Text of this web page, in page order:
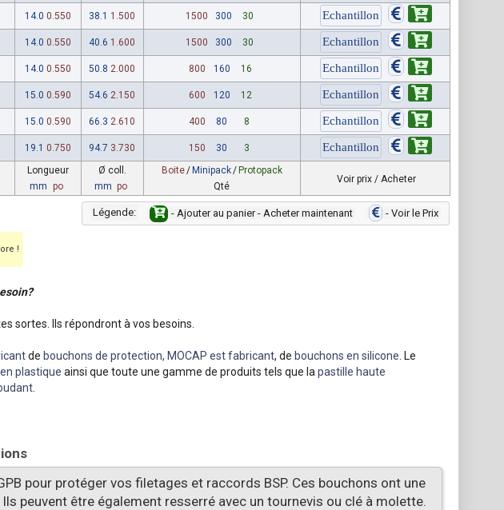
14.0 0.550 38.1 1.500 1500 300 30
14.0 0.550 40.6 1.600 1500 300 30
14.0 0.550 50.8 2.000 800 160 16
15.0 0.590 54.6 2.150 600 120 12
15.0 0.590 66.3 2.610 400 80 8
19.1 0.750 94.7 3.730 150 30 3
Longueur
mm po
Ø coll.
mm po
Boite/ Minipack/ Protopack
Qté
Voir prix / Acheter
Légende: - Ajouter au panier - Acheter maintenant - Voir le Prix
!
sortes. Ils répondront à vos besoins.
de bouchons de protection, MOCAP est fabricant, de bouchons en silicone . Le
plastique ainsi que toute une gamme de produits tels que la pastille haute
.
pour protéger vos filetages et raccords BSP. Ces bouchons ont une
peuvent être également resserré avec un tournevis ou clé à molette.